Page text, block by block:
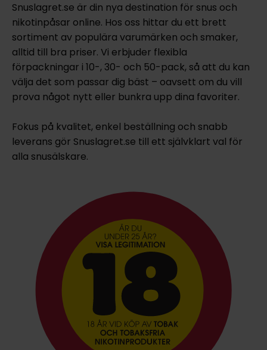
Snuslagret.se är din nya destination för snus och
nikotinpåsar online. Hos oss hittar du ett brett
sortiment av populära varumärken och smaker,
alltid till bra priser. Vi erbjuder flexibla
förpackningar i 10-, 30- och 50-pack, så att du kan
välja det som passar dig bäst – oavsett om du vill
prova något nytt eller bunkra upp dina favoriter.
Fokus på kvalitet, enkel beställning och snabb
leverans gör Snuslagret.se till ett självklart val för
alla snusälskare.